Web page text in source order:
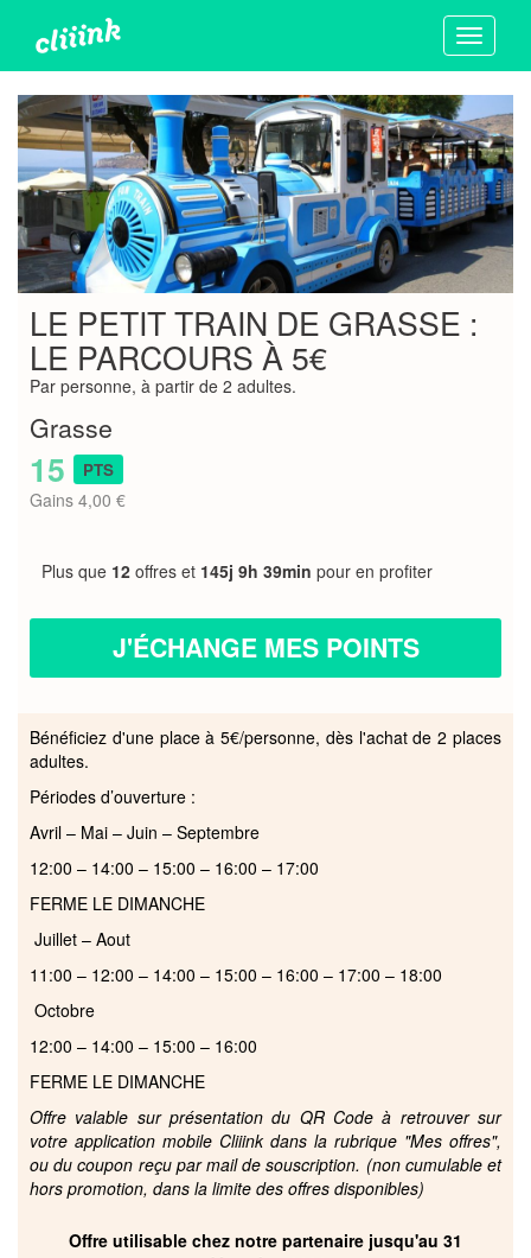
Toggle
LE PETIT TRAIN DE GRASSE :
LE PARCOURS À 5€
Par personne, à partir de 2 adultes.
Grasse
15 PTS
Gains 4,00 €
Plus que 12 offres et 145j 9h 39min pour en profiter
J'ÉCHANGE MES POINTS
Bénéficiez d'une place à 5€/personne, dès l'achat de 2 places
adultes.
Périodes d’ouverture :
Avril – Mai – Juin – Septembre
12:00 – 14:00 – 15:00 – 16:00 – 17:00
FERME LE DIMANCHE
Juillet – Aout
11:00 – 12:00 – 14:00 – 15:00 – 16:00 – 17:00 – 18:00
Octobre
12:00 – 14:00 – 15:00 – 16:00
FERME LE DIMANCHE
Offre valable sur présentation du QR Code à retrouver sur
votre application mobile Cliiink dans la rubrique "Mes offres",
ou du coupon reçu par mail de souscription. (non cumulable et
hors promotion, dans la limite des offres disponibles)
Offre utilisable chez notre partenaire jusqu'au 31